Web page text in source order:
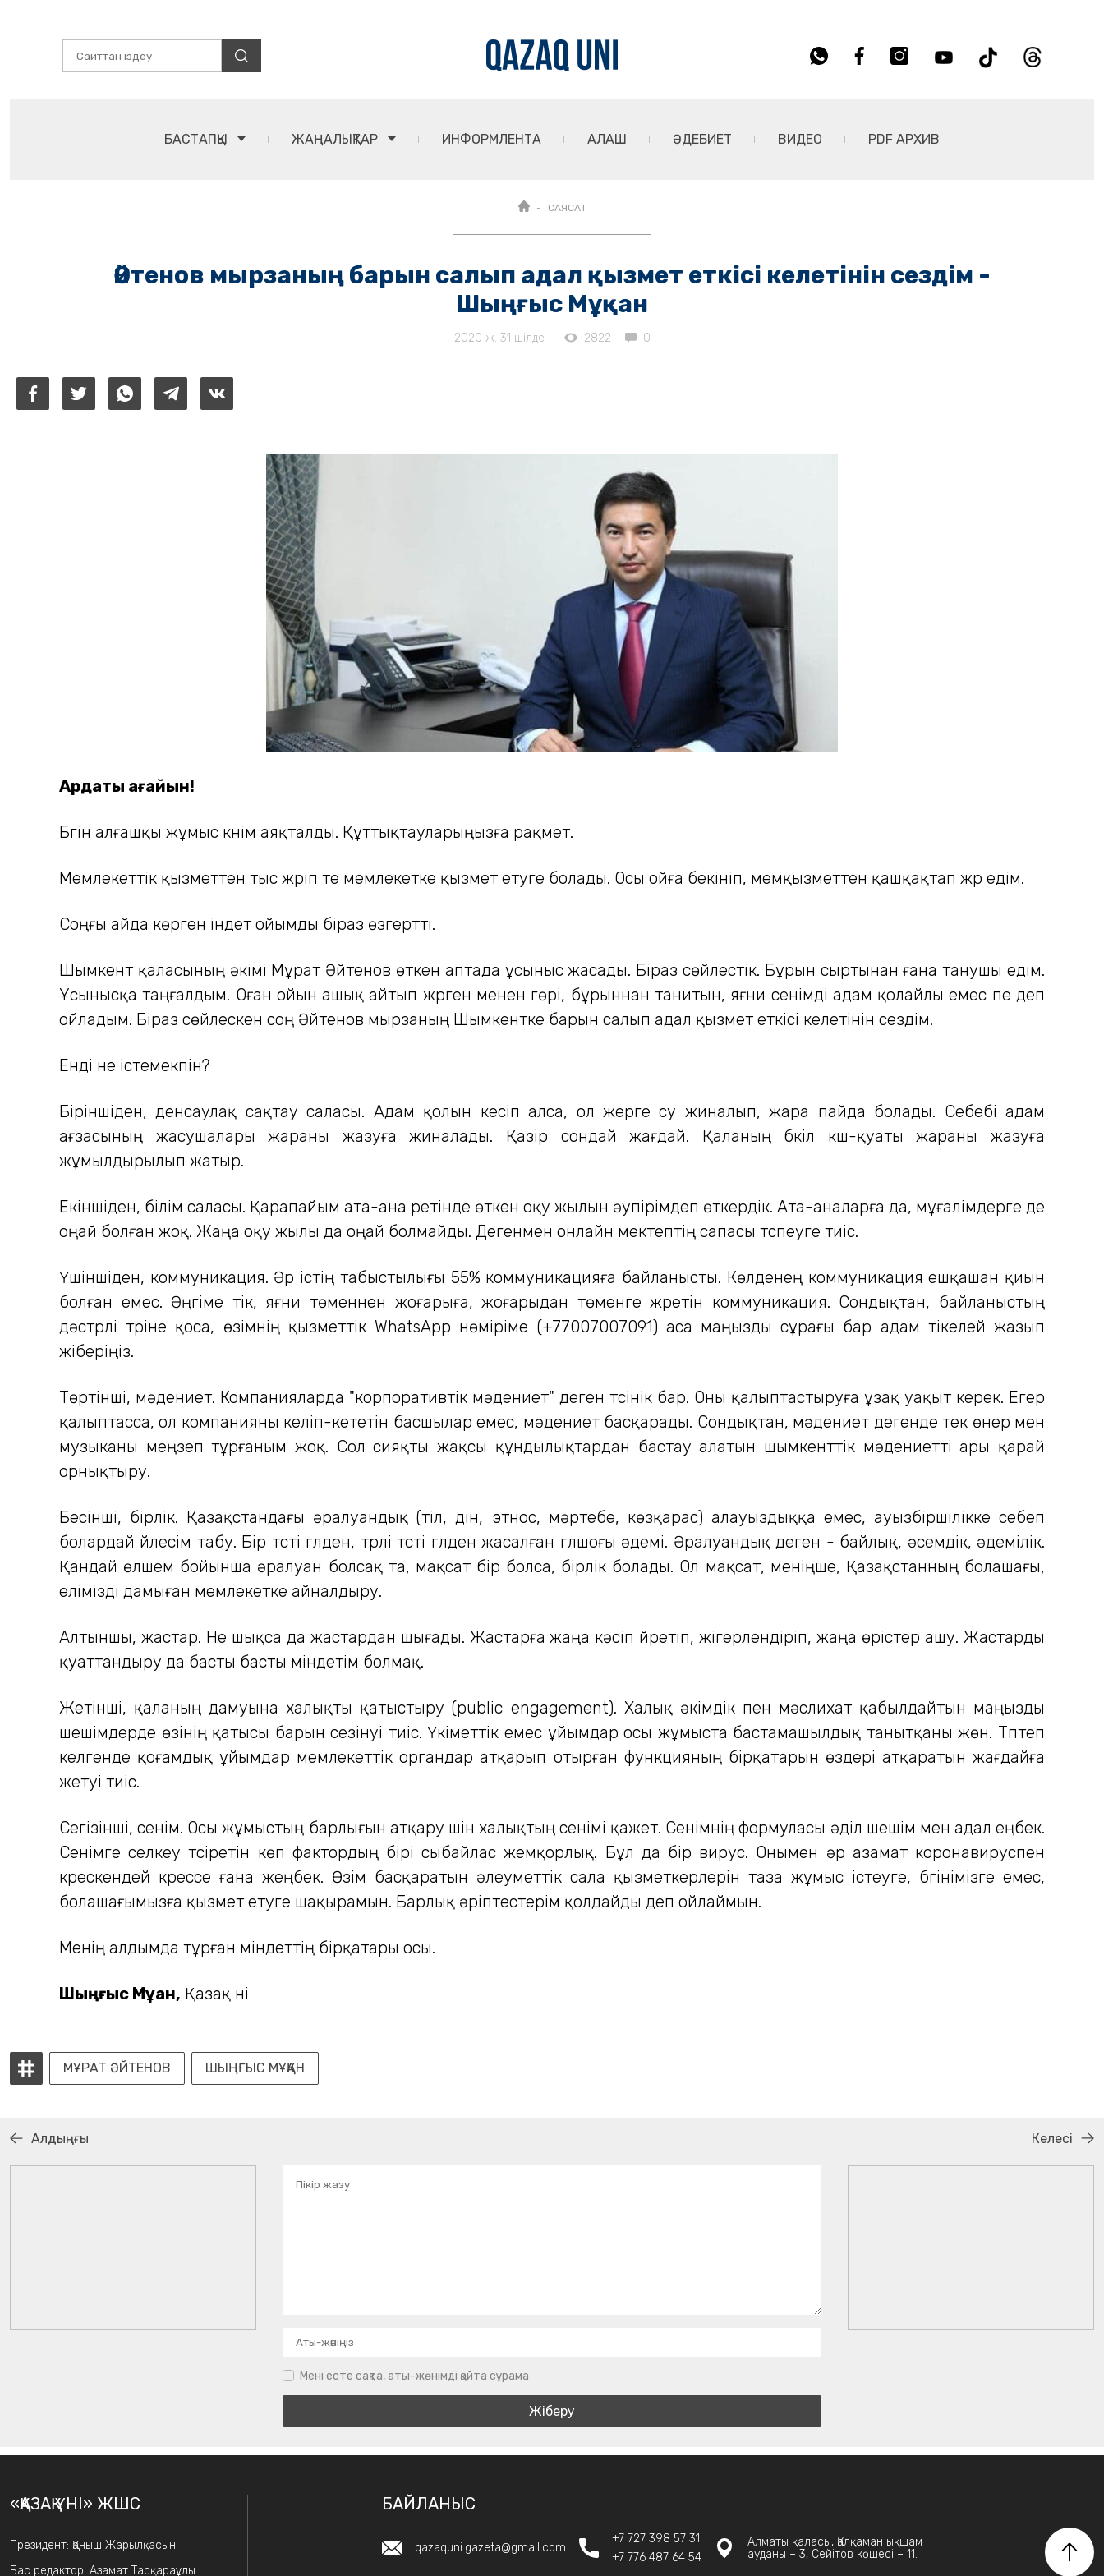
БАСТАПҚЫ ЖАҢАЛЫҚТАР ИНФОРМЛЕНТА АЛАШ ӘДЕБИЕТ ВИДЕО PDF АРХИВ
САЯСАТ
Әйтенов мырзаның барын салып адал қызмет еткісі келетінін сездім -
Шыңғыс Мұқан
2020 ж. 31 шілде 2822 0
Ардақты ағайын!
Бүгін алғашқы жұмыс күнім аяқталды. Құттықтауларыңызға рақмет.
Мемлекеттік қызметтен тыс жүріп те мемлекетке қызмет етуге болады. Осы ойға бекініп, мемқызметтен қашқақтап жүр едім.
Соңғы айда көрген індет ойымды біраз өзгертті.
Шымкент қаласының әкімі Мұрат Әйтенов өткен аптада ұсыныс жасады. Біраз сөйлестік. Бұрын сыртынан ғана танушы едім.
Ұсынысқа таңғалдым. Оған ойын ашық айтып жүрген менен гөрі, бұрыннан танитын, яғни сенімді адам қолайлы емес пе деп
ойладым. Біраз сөйлескен соң Әйтенов мырзаның Шымкентке барын салып адал қызмет еткісі келетінін сездім.
Енді не істемекпін?
Біріншіден, денсаулақ сақтау саласы. Адам қолын кесіп алса, ол жерге су жиналып, жара пайда болады. Себебі адам
ағзасының жасушалары жараны жазуға жиналады. Қазір сондай жағдай. Қаланың бүкіл күш-қуаты жараны жазуға
жұмылдырылып жатыр.
Екіншіден, білім саласы. Қарапайым ата-ана ретінде өткен оқу жылын әупірімдеп өткердік. Ата-аналарға да, мұғалімдерге де
оңай болған жоқ. Жаңа оқу жылы да оңай болмайды. Дегенмен онлайн мектептің сапасы түспеуге тиіс.
Үшіншіден, коммуникация. Әр істің табыстылығы 55% коммуникацияға байланысты. Көлденең коммуникация ешқашан қиын
болған емес. Әңгіме тік, яғни төменнен жоғарыға, жоғарыдан төменге жүретін коммуникация. Сондықтан, байланыстың
дәстүрлі түріне қоса, өзімнің қызметтік WhatsApp нөміріме (+77007007091) аса маңызды сұрағы бар адам тікелей жазып
жіберіңіз.
Төртінші, мәдениет. Компанияларда "корпоративтік мәдениет" деген түсінік бар. Оны қалыптастыруға ұзақ уақыт керек. Егер
қалыптасса, ол компанияны келіп-кететін басшылар емес, мәдениет басқарады. Сондықтан, мәдениет дегенде тек өнер мен
музыканы меңзеп тұрғаным жоқ. Сол сияқты жақсы құндылықтардан бастау алатын шымкенттік мәдениетті ары қарай
орнықтыру.
Бесінші, бірлік. Қазақстандағы әралуандық (тіл, дін, этнос, мәртебе, көзқарас) алауыздыққа емес, ауызбіршілікке себеп
болардай үйлесім табу. Бір түсті гүлден, түрлі түсті гүлден жасалған гүлшоғы әдемі. Әралуандық деген - байлық, әсемдік, әдемілік.
Қандай өлшем бойынша әралуан болсақ та, мақсат бір болса, бірлік болады. Ол мақсат, меніңше, Қазақстанның болашағы,
елімізді дамыған мемлекетке айналдыру.
Алтыншы, жастар. Не шықса да жастардан шығады. Жастарға жаңа кәсіп үйретіп, жігерлендіріп, жаңа өрістер ашу. Жастарды
қуаттандыру да басты басты міндетім болмақ.
Жетінші, қаланың дамуына халықты қатыстыру (public engagement). Халық әкімдік пен мәслихат қабылдайтын маңызды
шешімдерде өзінің қатысы барын сезінуі тиіс. Үкіметтік емес ұйымдар осы жұмыста бастамашылдық танытқаны жөн. Түптеп
келгенде қоғамдық ұйымдар мемлекеттік органдар атқарып отырған функцияның бірқатарын өздері атқаратын жағдайға
жетуі тиіс.
Сегізінші, сенім. Осы жұмыстың барлығын атқару үшін халықтың сенімі қажет. Сенімнің формуласы әділ шешім мен адал еңбек.
Сенімге селкеу түсіретін көп фактордың бірі сыбайлас жемқорлық. Бұл да бір вирус. Онымен әр азамат коронавируспен
күрескендей күрессе ғана жеңбек. Өзім басқаратын әлеуметтік сала қызметкерлерін таза жұмыс істеуге, бүгінімізге емес,
болашағымызға қызмет етуге шақырамын. Барлық әріптестерім қолдайды деп ойлаймын.
Менің алдымда тұрған міндеттің бірқатары осы.
Шыңғыс Мұқан, Қазақ үні
МҰРАТ ӘЙТЕНОВ ШЫҢҒЫС МҰҚАН
Алдыңғы Келесі
Мені есте сақта, аты-жөнімді қайта сұрама
«ҚАЗАҚ ҮНІ» ЖШС
Президент: Қаныш Жарылқасын
Бас редактор: Азамат Тасқараұлы
БАЙЛАНЫС
qazaquni.gazeta@gmail.com
+7 727 398 57 31
+7 776 487 64 54
Алматы қаласы, Қалқаман ықшам
ауданы – 3, Сейітов көшесі – 11.